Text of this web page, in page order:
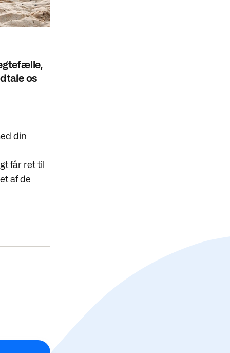
os
din
får ret til
af de